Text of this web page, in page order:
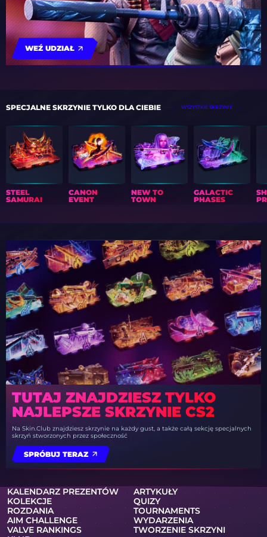
WEŹ UDZIAŁ
SPECJALNE SKRZYNIE TYLKO DLA CIEBIE WSZYSTKIE SKRZYNIE
STEEL
SAMURAI
CANON
EVENT
NEW TO
TOWN
GALACTIC
PHASES
TUTAJ ZNAJDZIESZ TYLKO
NAJLEPSZE SKRZYNIE CS2
Na Skin.Club znajdziesz skrzynie na każdy gust, a także całą sekcję specjalnych
skrzyń stworzonych przez społeczność
SPRÓBUJ TERAZ
KALENDARZ PREZENTÓW
ARTYKUŁY
KOLEKCJE
QUIZY
ROZDANIA
TOURNAMENTS
AIM CHALLENGE
WYDARZENIA
VALVE RANKINGS
TWORZENIE SKRZYNI